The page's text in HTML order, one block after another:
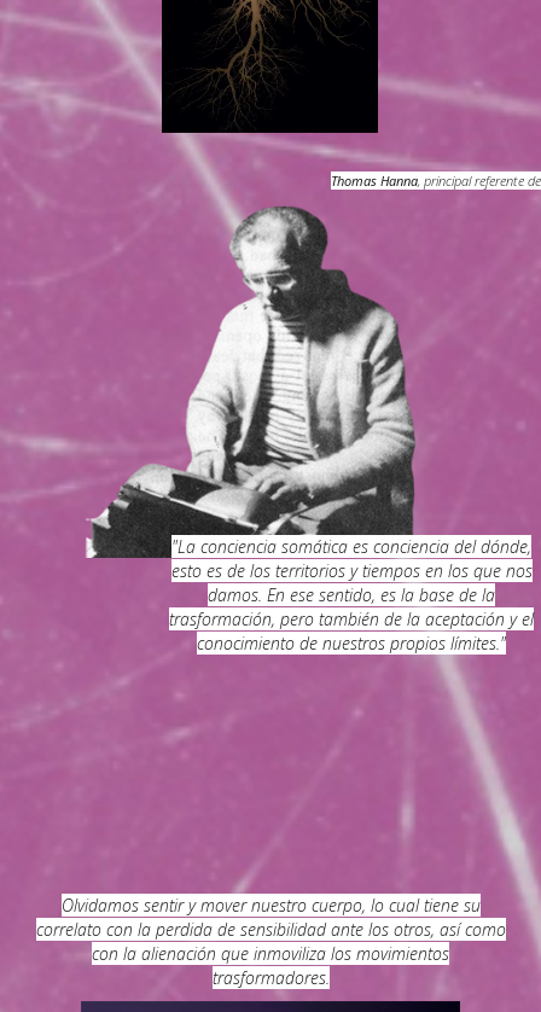
Thomas Hanna, principal referente
"La conciencia somática es conciencia del dónde,
esto es de los territorios y tiempos en los que nos
damos. En ese sentido, es la base de la
trasformación, pero también de la aceptación y el
conocimiento de nuestros propios límites."
Olvidamos sentir y mover nuestro cuerpo, lo cual tiene su
correlato con la perdida de sensibilidad ante los otros, así como
con la alienación que inmoviliza los movimientos
trasformadores.